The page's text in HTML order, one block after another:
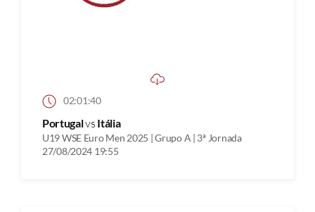
02:01:40
Portugalvs Itália
U19 WSE Euro Men 2025 | Grupo A | 3ª Jornada
27/08/2024 19:55